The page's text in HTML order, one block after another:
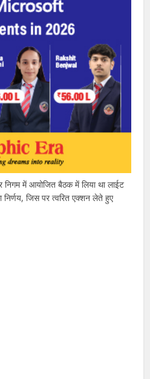
निगम में आयोजित बैठक में लिया था लाईट
निर्णय, जिस पर त्वरित एक्शन लेते हुए